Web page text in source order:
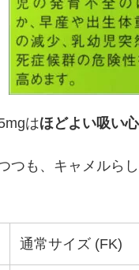
はほどよい吸い
つも、キャメルら
通常サイズ (FK)